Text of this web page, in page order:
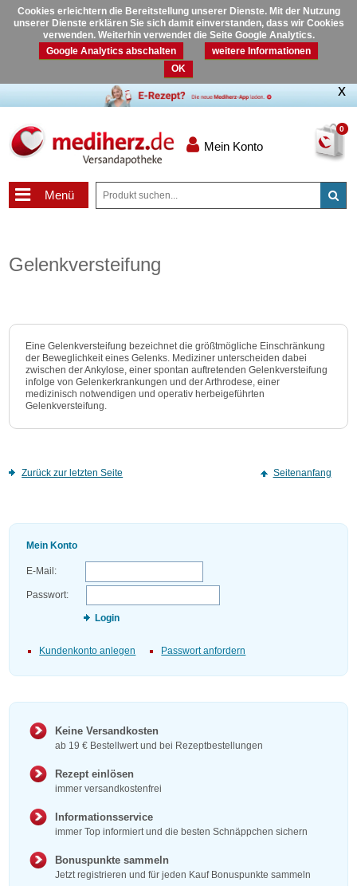
Cookies erleichtern die Bereitstellung unserer Dienste. Mit der Nutzung
unserer Dienste erklären Sie sich damit einverstanden, dass wir Cookies
verwenden. Weiterhin verwendet die Seite Google Analytics.
Google Analytics abschalten
weitere Informationen
OK
0
Mein Konto
Menü
Gelenkversteifung
Eine Gelenkversteifung bezeichnet die größtmögliche Einschränkung
der Beweglichkeit eines Gelenks. Mediziner unterscheiden dabei
zwischen der Ankylose, einer spontan auftretenden Gelenkversteifung
infolge von Gelenkerkrankungen und der Arthrodese, einer
medizinisch notwendigen und operativ herbeigeführten
Gelenkversteifung.
Zurück zur letzten Seite Seitenanfang
Mein Konto
E-Mail:
Passwort:
Login
Kundenkonto anlegen Passwort anfordern
Keine Versandkosten
ab 19 € Bestellwert und bei Rezeptbestellungen
Rezept einlösen
immer versandkostenfrei
Informationsservice
immer Top informiert und die besten Schnäppchen sichern
Bonuspunkte sammeln
Jetzt registrieren und für jeden Kauf Bonuspunkte sammeln